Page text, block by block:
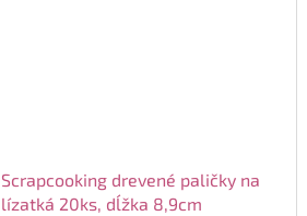
Scrapcooking drevené paličky na
lízatká 20ks, dĺžka 8,9cm